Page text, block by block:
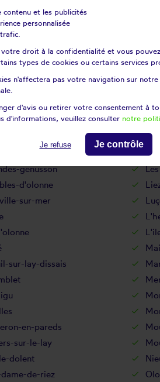
saint-père Le
de-velluire Le
Le
genusson
d'olonne
sur-mer
sur-lay-dissais
en-pareds
sur-le-lay
dolent
de-riez
contenu et les publicités
personnalisée
votre droit à la confidentialité et vous
types de cookies ou certains services
n'affectera pas votre navigation sur
d'avis ou retirer votre consentement à
d'informations, veuillez consulter notre
Je refuse Je contrôle